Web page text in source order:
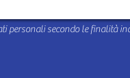
personali secondo le finalità